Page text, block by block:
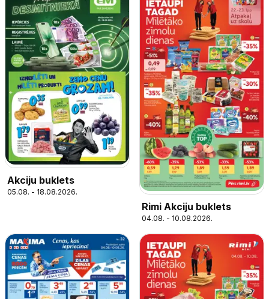
Akciju buklets
05.08. - 18.08.2026.
Rimi Akciju buklets
04.08. - 10.08.2026.